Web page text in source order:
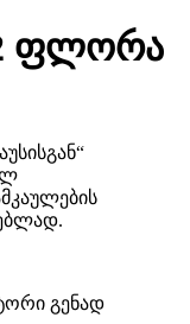
ფლორა
გენად